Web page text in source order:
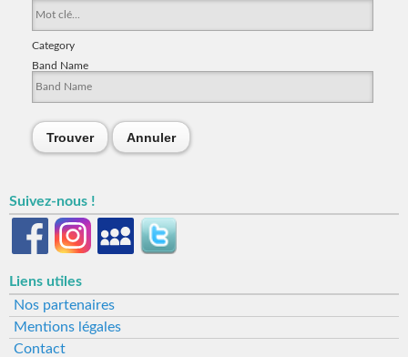
Category
Band Name
Trouver Annuler
Suivez-nous !
Liens utiles
Nos partenaires
Mentions légales
Contact